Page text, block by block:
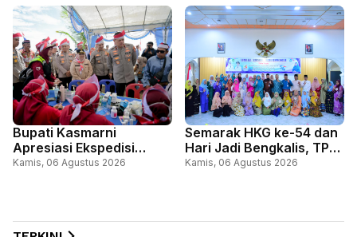
Cibubur Jakarta
ke-81 RI
Bupati Kasmarni
Apresiasi Ekspedisi
Merah Putih Presisi,
Kamis, 06 Agustus 2026
Semarak HKG ke-54 dan
Hari Jadi Bengkalis, TP
PKK Bengkalis Gelar
Kamis, 06 Agustus 2026